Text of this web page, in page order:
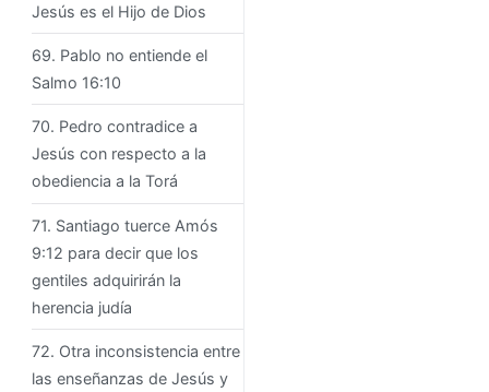
Jesús es el Hijo de Dios
69. Pablo no entiende el
Salmo 16:10
70. Pedro contradice a
Jesús con respecto a la
obediencia a la Torá
71. Santiago tuerce Amós
9:12 para decir que los
gentiles adquirirán la
herencia judía
72. Otra inconsistencia entre
las enseñanzas de Jesús y